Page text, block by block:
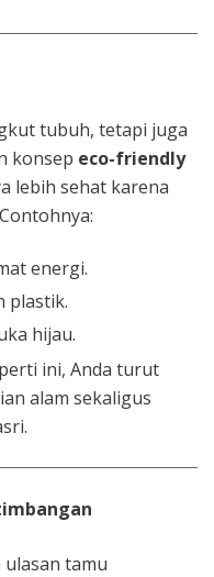
tubuh, tetapi juga
konsep eco-friendly
lebih sehat karena
energi.
plastik.
hijau.
ini, Anda turut
alam sekaligus
tamu